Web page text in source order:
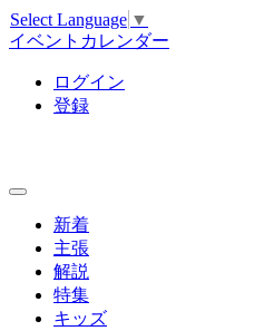
Select Language ▼
イベントカレンダー
ログイン
登録
新着
主張
解説
特集
キッズ